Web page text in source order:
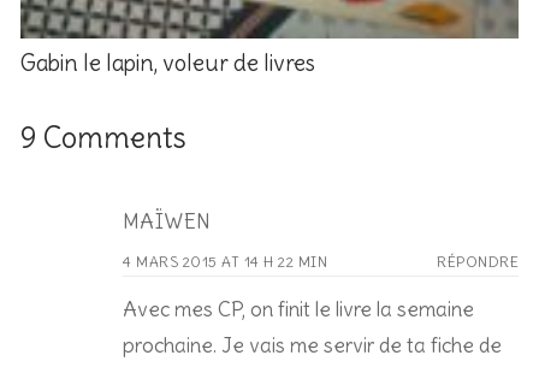
Gabin le lapin, voleur de livres
9 Comments
MAÏWEN
4 MARS 2015 AT 14 H 22 MIN RÉPONDRE
Avec mes CP, on finit le livre la semaine
prochaine. Je vais me servir de ta fiche de